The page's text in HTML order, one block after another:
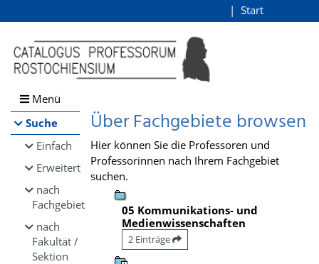
Browsen
direkt zum Inhalt
Start
Menü
Suche
Einfach
Erweitert
nach
Fachgebiet
nach
Fakultät /
Sektion
Über Fachgebiete browsen
Hier können Sie die Professoren und
Professorinnen nach Ihrem Fachgebiet
suchen.
05 Kommunikations- und
Medienwissenschaften
2 Einträge